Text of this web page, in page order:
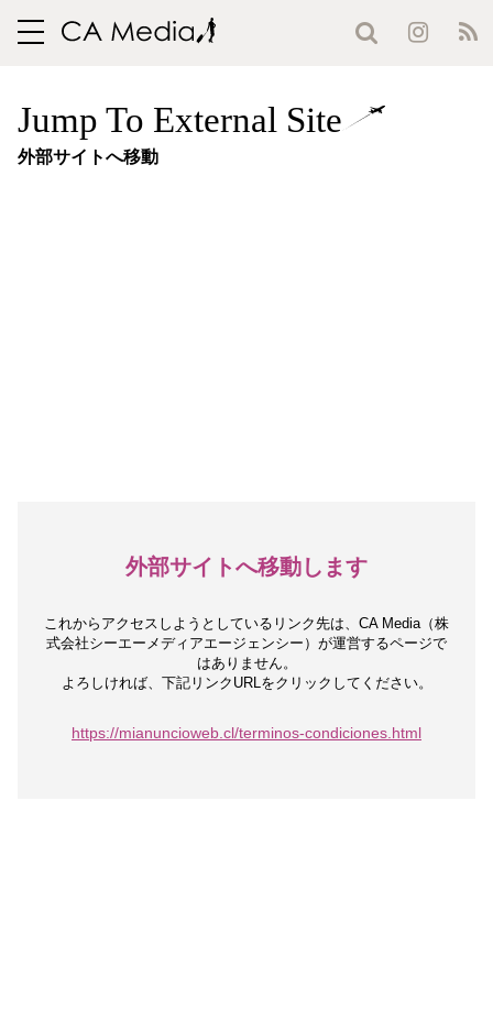
toggle
Jump To External Site
外部サイトへ移動
外部サイトへ移動します
これからアクセスしようとしているリンク先は、 CA Media（株
式会社シーエーメディアエージェンシー）が運営するページで
はありません。
よろしければ、下記リンクURLをクリックしてください。
https://mianuncioweb.cl/terminos-condiciones.html